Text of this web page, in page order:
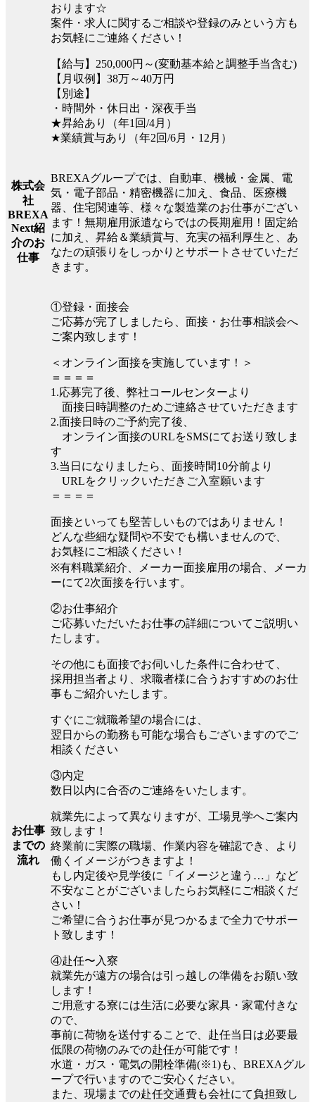
おります☆
案件・求人に関するご相談や登録のみという方も
お気軽にご連絡ください！
【給与】250,000円～(変動基本給と調整手当含む)
【月収例】38万～40万円
【別途】
・時間外・休日出・深夜手当
★昇給あり（年1回/4月）
★業績賞与あり（年2回/6月・12月）
株式会
社
BREXA
Next紹
介のお
仕事
BREXAグループでは、自動車、機械・金属、電
気・電子部品・精密機器に加え、食品、医療機
器、住宅関連等、様々な製造業のお仕事がござい
ます！無期雇用派遣ならではの長期雇用！固定給
に加え、昇給＆業績賞与、充実の福利厚生と、あ
なたの頑張りをしっかりとサポートさせていただ
きます。
お仕事
までの
流れ
①登録・面接会
ご応募が完了しましたら、面接・お仕事相談会へ
ご案内致します！
＜オンライン面接を実施しています！＞
＝＝＝＝
1.応募完了後、弊社コールセンターより
面接日時調整のためご連絡させていただきます
2.面接日時のご予約完了後、
オンライン面接のURLをSMSにてお送り致しま
す
3.当日になりましたら、面接時間10分前より
URLをクリックいただきご入室願います
＝＝＝＝
面接といっても堅苦しいものではありません！
どんな些細な疑問や不安でも構いませんので、
お気軽にご相談ください！
※有料職業紹介、メーカー面接雇用の場合、メーカ
ーにて2次面接を行います。
②お仕事紹介
ご応募いただいたお仕事の詳細についてご説明い
たします。
その他にも面接でお伺いした条件に合わせて、
採用担当者より、求職者様に合うおすすめのお仕
事もご紹介いたします。
すぐにご就職希望の場合には、
翌日からの勤務も可能な場合もございますのでご
相談ください
③内定
数日以内に合否のご連絡をいたします。
就業先によって異なりますが、工場見学へご案内
致します！
終業前に実際の職場、作業内容を確認でき、より
働くイメージがつきますよ！
もし内定後や見学後に「イメージと違う…」など
不安なことがございましたらお気軽にご相談くだ
さい！
ご希望に合うお仕事が見つかるまで全力でサポー
ト致します！
④赴任〜入寮
就業先が遠方の場合は引っ越しの準備をお願い致
します！
ご用意する寮には生活に必要な家具・家電付きな
ので、
事前に荷物を送付することで、赴任当日は必要最
低限の荷物のみでの赴任が可能です！
水道・ガス・電気の開栓準備(※1)も、BREXAグル
ープで行いますのでご安心ください。
また、現場までの赴任交通費も会社にて負担致し